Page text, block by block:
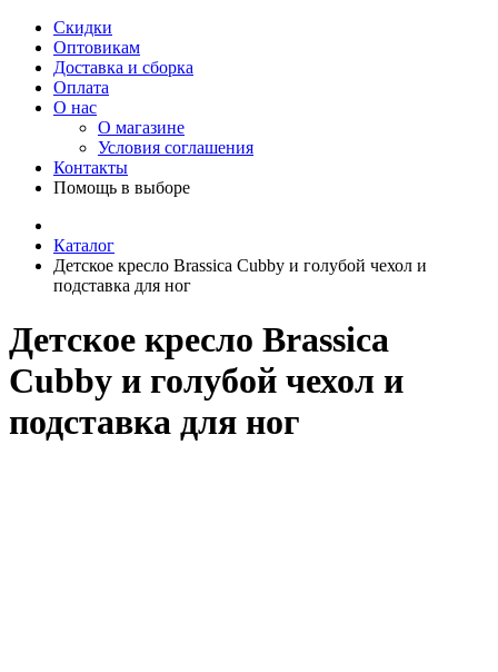
Скидки
Оптовикам
Доставка и сборка
Оплата
О нас
О магазине
Условия соглашения
Контакты
Помощь в выборе
Каталог
Детское кресло Brassica Cubby и голубой чехол и
подставка для ног
Детское кресло Brassica
Cubby и голубой чехол и
подставка для ног